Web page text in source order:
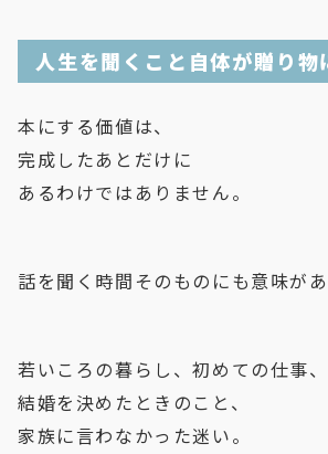
人生を聞くこと自体が贈り物
本にする価値は、
完成したあとだけに
あるわけではありません。
話を聞く時間そのものにも意味があ
若いころの暮らし、初めての仕事、
結婚を決めたときのこと、
家族に言わなかった迷い。